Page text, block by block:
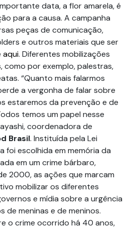
data, a flor amarela, é
para a causa. A campanha
peças de comunicação,
e outros materiais que ser
aqui. Diferentes mobilizações
como por exemplo, palestras,
“Quanto mais falarmos
a vergonha de falar sobre
estaremos da prevenção e de
temos um papel nesse
coordenadora de
Brasil. Instituída pela Lei
foi escolhida em memória da
em um crime bárbaro,
2000, as ações que marcam
mobilizar os diferentes
e mídia sobre a urgência
meninas e de meninos.
o crime ocorrido há 40 anos,